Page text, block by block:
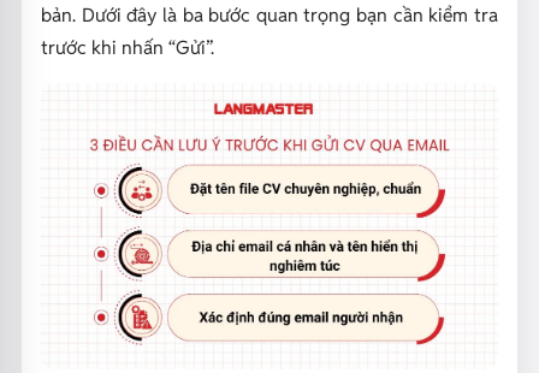
bản. Dưới đây là ba bước quan trọng bạn cần kiểm tra
trước khi nhấn “Gửi”.